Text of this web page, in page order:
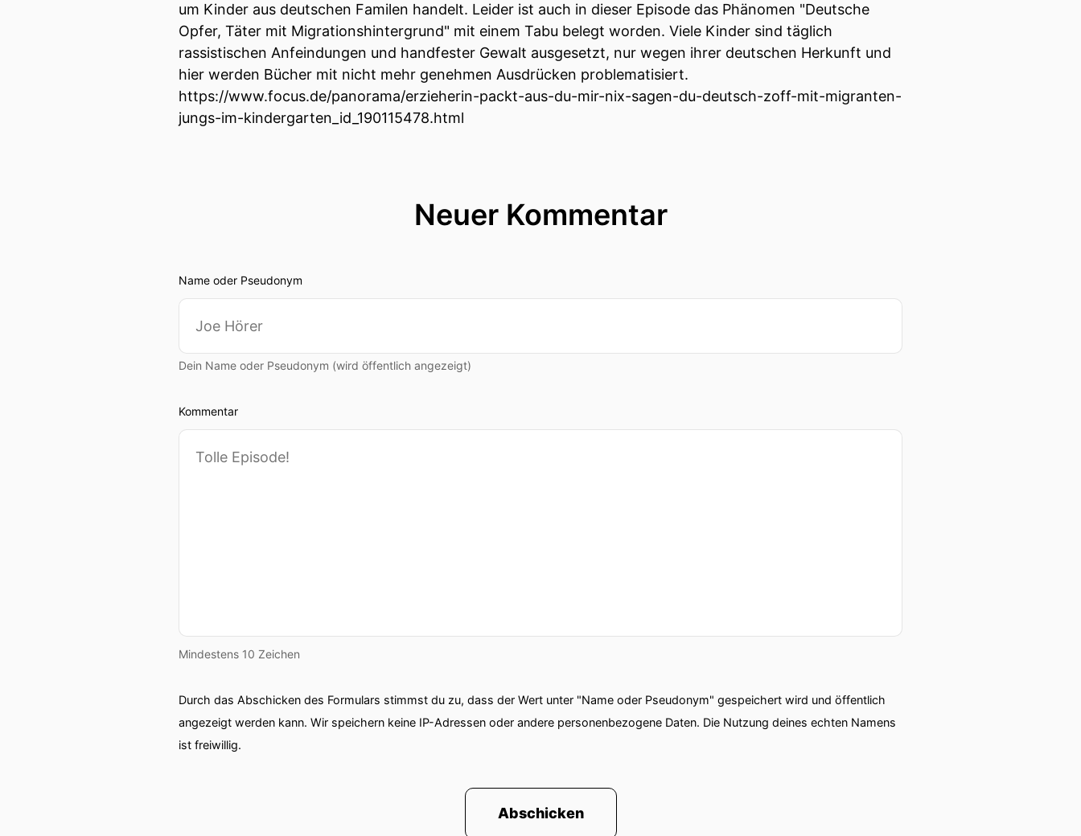
um Kinder aus deutschen Familen handelt. Leider ist auch in dieser Episode das Phänomen "Deutsche
Opfer, Täter mit Migrationshintergrund" mit einem Tabu belegt worden. Viele Kinder sind täglich
rassistischen Anfeindungen und handfester Gewalt ausgesetzt, nur wegen ihrer deutschen Herkunft und
hier werden Bücher mit nicht mehr genehmen Ausdrücken problematisiert.
https://www.focus.de/panorama/erzieherin-packt-aus-du-mir-nix-sagen-du-deutsch-zoff-mit-migranten-
jungs-im-kindergarten_id_190115478.html
Neuer Kommentar
Name oder Pseudonym
Dein Name oder Pseudonym (wird öffentlich angezeigt)
Kommentar
Mindestens 10 Zeichen
Durch das Abschicken des Formulars stimmst du zu, dass der Wert unter "Name oder Pseudonym" gespeichert wird und öffentlich
angezeigt werden kann. Wir speichern keine IP-Adressen oder andere personenbezogene Daten. Die Nutzung deines echten Namens
ist freiwillig.
Abschicken